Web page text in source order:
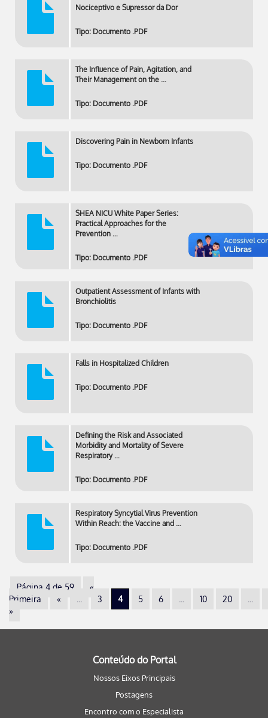
Nociceptivo e Supressor da Dor
Tipo: Documento .PDF
The Influence of Pain, Agitation, and
Their Management on the …
Tipo: Documento .PDF
Discovering Pain in Newborn Infants
Tipo: Documento .PDF
SHEA NICU White Paper Series:
Practical Approaches for the
Prevention …
Tipo: Documento .PDF
Outpatient Assessment of Infants with
Bronchiolitis
Tipo: Documento .PDF
Falls in Hospitalized Children
Tipo: Documento .PDF
Defining the Risk and Associated
Morbidity and Mortality of Severe
Respiratory …
Tipo: Documento .PDF
Respiratory Syncytial Virus Prevention
Within Reach: the Vaccine and …
Tipo: Documento .PDF
Página 4 de 59
«
Primeira
« 3 4 5 6 10 20
»
Conteúdo do Portal
Nossos Eixos Principais
Postagens
Encontro com o Especialista